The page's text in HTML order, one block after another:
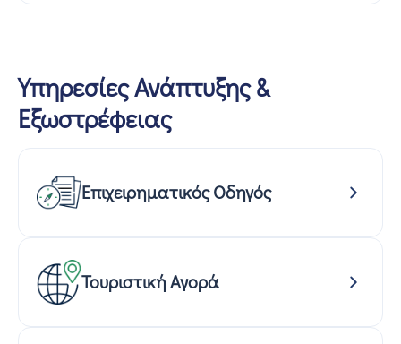
Υπηρεσίες Ανάπτυξης &
Εξωστρέφειας
Επιχειρηματικός Οδηγός
Τουριστική Αγορά